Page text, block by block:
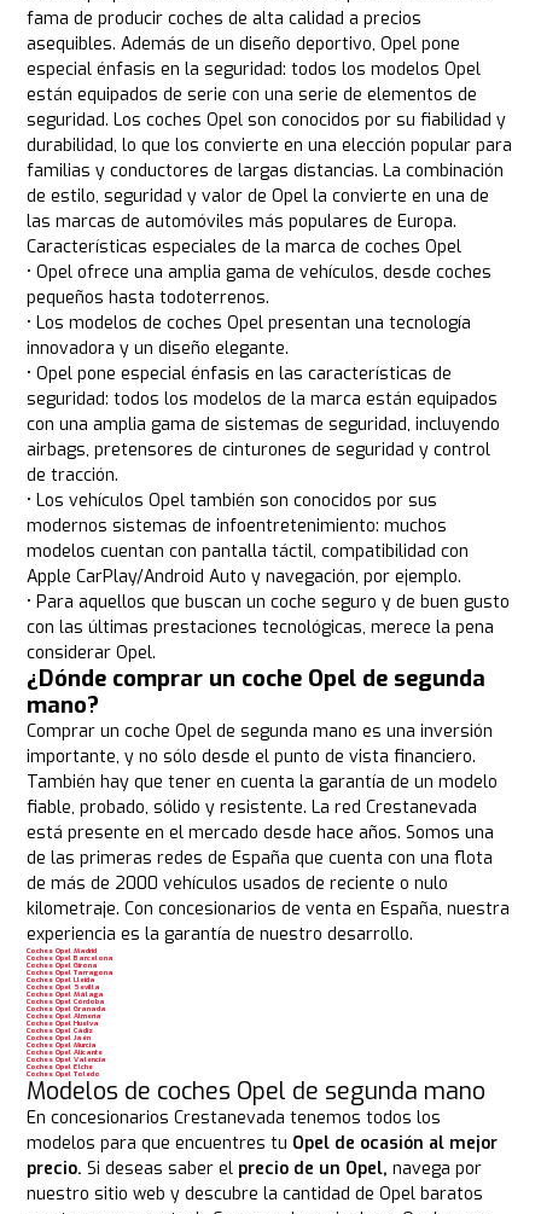
fama de producir coches de alta calidad a precios
asequibles. Además de un diseño deportivo, Opel pone
especial énfasis en la seguridad: todos los modelos Opel
están equipados de serie con una serie de elementos de
seguridad. Los coches Opel son conocidos por su fiabilidad y
durabilidad, lo que los convierte en una elección popular para
familias y conductores de largas distancias. La combinación
de estilo, seguridad y valor de Opel la convierte en una de
las marcas de automóviles más populares de Europa.
Características especiales de la marca de coches Opel
• Opel ofrece una amplia gama de vehículos, desde coches
pequeños hasta todoterrenos.
• Los modelos de coches Opel presentan una tecnología
innovadora y un diseño elegante.
• Opel pone especial énfasis en las características de
seguridad: todos los modelos de la marca están equipados
con una amplia gama de sistemas de seguridad, incluyendo
airbags, pretensores de cinturones de seguridad y control
de tracción.
• Los vehículos Opel también son conocidos por sus
modernos sistemas de infoentretenimiento: muchos
modelos cuentan con pantalla táctil, compatibilidad con
Apple CarPlay/Android Auto y navegación, por ejemplo.
• Para aquellos que buscan un coche seguro y de buen gusto
con las últimas prestaciones tecnológicas, merece la pena
considerar Opel.
¿Dónde comprar un coche Opel de segunda
mano?
Comprar un coche Opel de segunda mano es una inversión
importante, y no sólo desde el punto de vista financiero.
También hay que tener en cuenta la garantía de un modelo
fiable, probado, sólido y resistente. La red Crestanevada
está presente en el mercado desde hace años. Somos una
de las primeras redes de España que cuenta con una flota
de más de 2000 vehículos usados de reciente o nulo
kilometraje. Con concesionarios de venta en España, nuestra
experiencia es la garantía de nuestro desarrollo.
Coches Opel Madrid
Coches Opel Barcelona
Coches Opel Girona
Coches Opel Tarragona
Coches Opel Lleida
Coches Opel Sevilla
Coches Opel Málaga
Coches Opel Córdoba
Coches Opel Granada
Coches Opel Almería
Coches Opel Huelva
Coches Opel Cádiz
Coches Opel Jaén
Coches Opel Murcia
Coches Opel Alicante
Coches Opel Valencia
Coches Opel Elche
Coches Opel Toledo
Modelos de coches Opel de segunda mano
En concesionarios Crestanevada tenemos todos los
modelos para que encuentres tu Opel de ocasión al mejor
precio. Si deseas saber el precio de un Opel, navega por
nuestro sitio web y descubre la cantidad de Opel baratos